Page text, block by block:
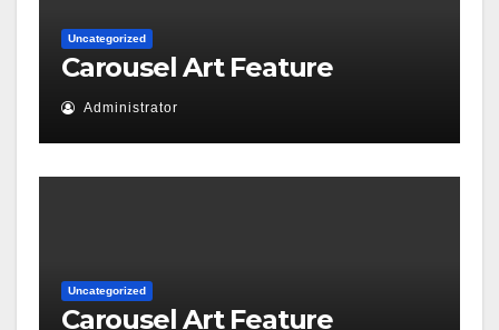
Uncategorized
Carousel Art Feature
Administrator
Uncategorized
Carousel Art Feature